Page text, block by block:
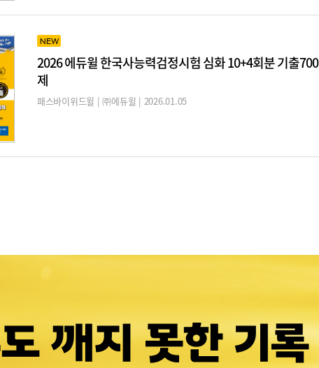
NEW
2026 에듀윌 한국사능력검정시험 심화 10+4회분 기출700
제
패스바이위드윌 | ㈜에듀윌 | 2026.01.05